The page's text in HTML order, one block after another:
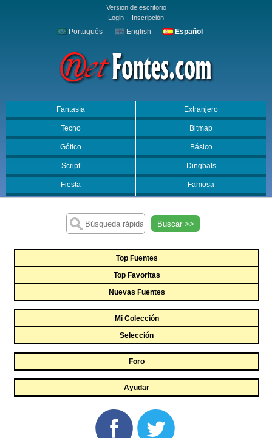
Version de escritorio
Login | Inscripción
Português English Español
Fantasía Extranjero
Tecno Bitmap
Gótico Básico
Script Dingbats
Fiesta Famosa
Buscar >>
Top Fuentes
Top Favoritas
Nuevas Fuentes
Mi Colección
Selección
Foro
Ayudar